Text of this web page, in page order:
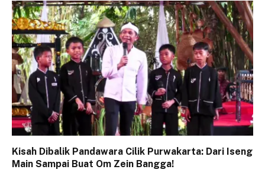
Kisah Dibalik Pandawara Cilik Purwakarta: Dari Iseng
Main Sampai Buat Om Zein Bangga!